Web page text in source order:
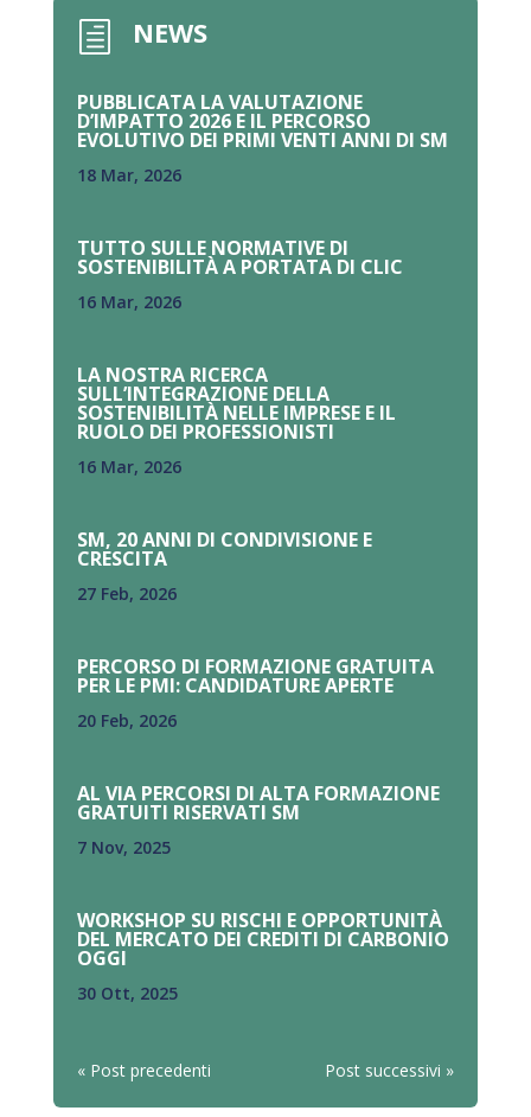
h NEWS
PUBBLICATA LA VALUTAZIONE
D’IMPATTO 2026 E IL PERCORSO
EVOLUTIVO DEI PRIMI VENTI ANNI DI SM
18 Mar, 2026
TUTTO SULLE NORMATIVE DI
SOSTENIBILITÀ A PORTATA DI CLIC
16 Mar, 2026
LA NOSTRA RICERCA
SULL’INTEGRAZIONE DELLA
SOSTENIBILITÀ NELLE IMPRESE E IL
RUOLO DEI PROFESSIONISTI
16 Mar, 2026
SM, 20 ANNI DI CONDIVISIONE E
CRESCITA
27 Feb, 2026
PERCORSO DI FORMAZIONE GRATUITA
PER LE PMI: CANDIDATURE APERTE
20 Feb, 2026
AL VIA PERCORSI DI ALTA FORMAZIONE
GRATUITI RISERVATI SM
7 Nov, 2025
WORKSHOP SU RISCHI E OPPORTUNITÀ
DEL MERCATO DEI CREDITI DI CARBONIO
OGGI
30 Ott, 2025
« Post precedenti Post successivi »